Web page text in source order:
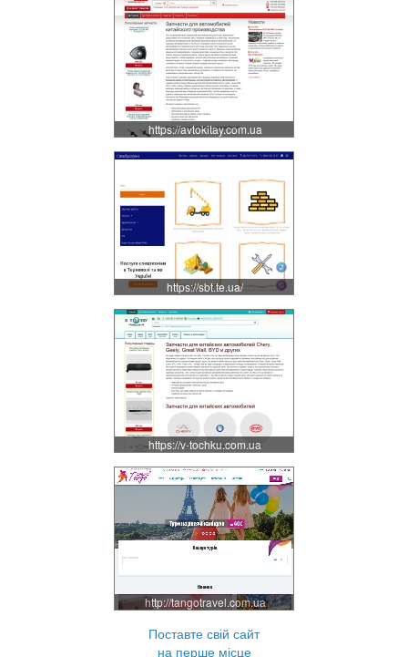
https://avtokitay.com.ua
https://sbt.te.ua/
https://v-tochku.com.ua
http://tangotravel.com.ua
Поставте свій сайт
на перше місце